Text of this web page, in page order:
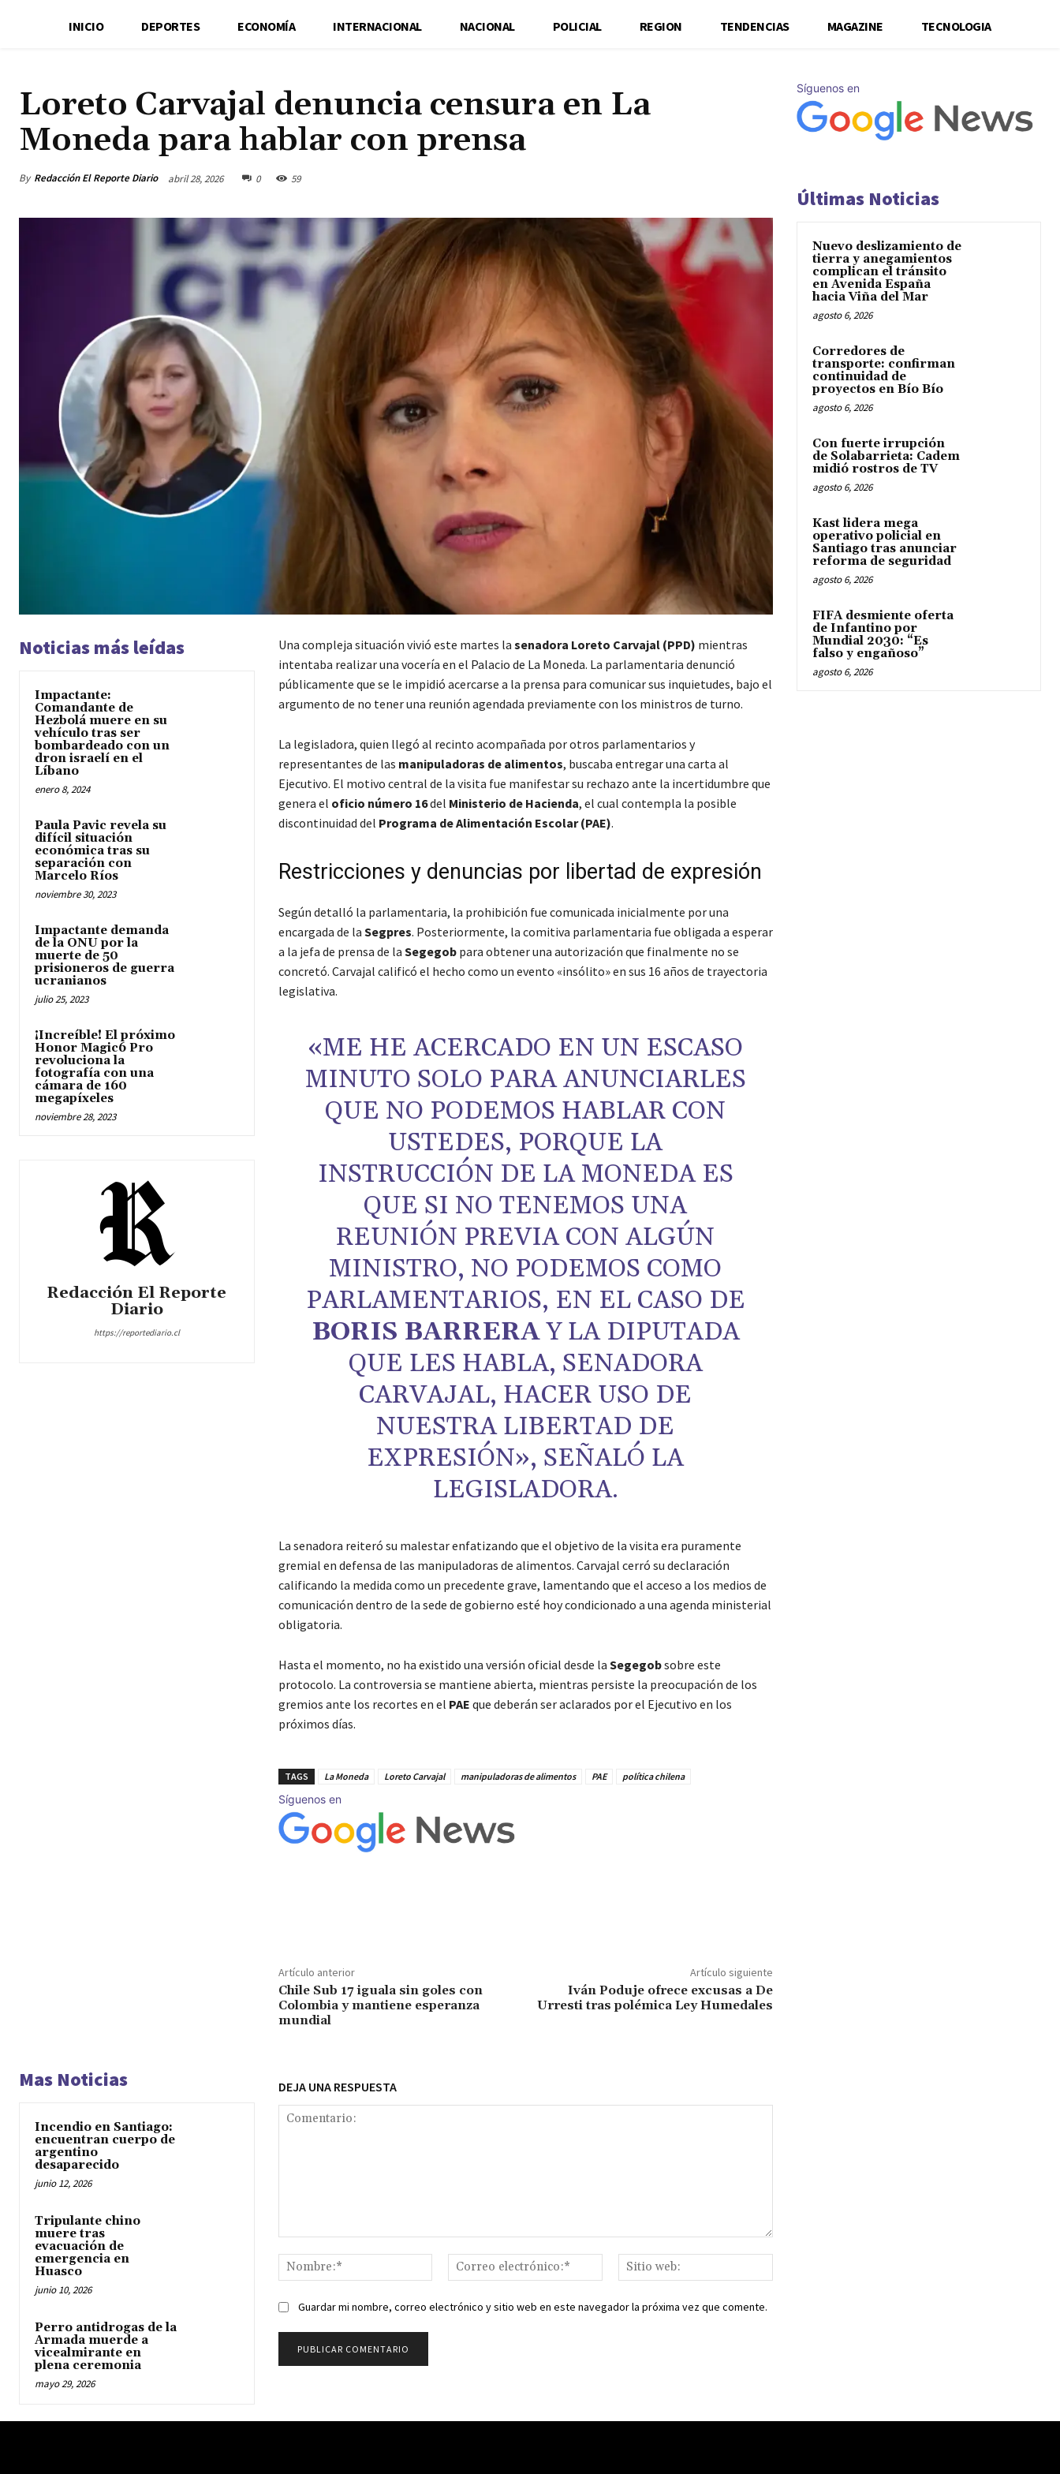
INICIO DEPORTES ECONOMÍA INTERNACIONAL NACIONAL POLICIAL REGION TENDENCIAS MAGAZINE TECNOLOGIA
Loreto Carvajal denuncia censura en La
Moneda para hablar con prensa
By Redacción El Reporte Diario abril 28, 2026 0 59
Noticias más leídas
Impactante:
Comandante de
Hezbolá muere en su
vehículo tras ser
bombardeado con un
dron israelí en el
Líbano
enero 8, 2024
Paula Pavic revela su
difícil situación
económica tras su
separación con
Marcelo Ríos
noviembre 30, 2023
Impactante demanda
de la ONU por la
muerte de 50
prisioneros de guerra
ucranianos
julio 25, 2023
¡Increíble! El próximo
Honor Magic6 Pro
revoluciona la
fotografía con una
cámara de 160
megapíxeles
noviembre 28, 2023
Redacción El Reporte
Diario
https://reportediario.cl
Una compleja situación vivió este martes la senadora Loreto Carvajal (PPD) mientras
intentaba realizar una vocería en el Palacio de La Moneda. La parlamentaria denunció
públicamente que se le impidió acercarse a la prensa para comunicar sus inquietudes, bajo el
argumento de no tener una reunión agendada previamente con los ministros de turno.
La legisladora, quien llegó al recinto acompañada por otros parlamentarios y
representantes de las manipuladoras de alimentos, buscaba entregar una carta al
Ejecutivo. El motivo central de la visita fue manifestar su rechazo ante la incertidumbre que
genera el oficio número 16del Ministerio de Hacienda, el cual contempla la posible
discontinuidad del Programa de Alimentación Escolar (PAE).
Restricciones y denuncias por libertad de expresión
Según detalló la parlamentaria, la prohibición fue comunicada inicialmente por una
encargada de la Segpres. Posteriormente, la comitiva parlamentaria fue obligada a esperar
a la jefa de prensa de la Segegobpara obtener una autorización que finalmente no se
concretó. Carvajal calificó el hecho como un evento «insólito» en sus 16 años de trayectoria
legislativa.
«ME HE ACERCADO EN UN ESCASO
MINUTO SOLO PARA ANUNCIARLES
QUE NO PODEMOS HABLAR CON
USTEDES, PORQUE LA
INSTRUCCIÓN DE LA MONEDA ES
QUE SI NO TENEMOS UNA
REUNIÓN PREVIA CON ALGÚN
MINISTRO, NO PODEMOS COMO
PARLAMENTARIOS, EN EL CASO DE
BORIS BARRERAY LA DIPUTADA
QUE LES HABLA, SENADORA
CARVAJAL, HACER USO DE
NUESTRA LIBERTAD DE
EXPRESIÓN», SEÑALÓ LA
LEGISLADORA.
La senadora reiteró su malestar enfatizando que el objetivo de la visita era puramente
gremial en defensa de las manipuladoras de alimentos. Carvajal cerró su declaración
calificando la medida como un precedente grave, lamentando que el acceso a los medios de
comunicación dentro de la sede de gobierno esté hoy condicionado a una agenda ministerial
obligatoria.
Hasta el momento, no ha existido una versión oficial desde la Segegobsobre este
protocolo. La controversia se mantiene abierta, mientras persiste la preocupación de los
gremios ante los recortes en el PAE que deberán ser aclarados por el Ejecutivo en los
próximos días.
TAGS La Moneda Loreto Carvajal manipuladoras de alimentos PAE política chilena
Síguenos en
Artículo anterior
Chile Sub 17 iguala sin goles con
Colombia y mantiene esperanza
mundial
Artículo siguiente
Iván Poduje ofrece excusas a De
Urresti tras polémica Ley Humedales
Mas Noticias
Incendio en Santiago:
encuentran cuerpo de
argentino
desaparecido
junio 12, 2026
Tripulante chino
muere tras
evacuación de
emergencia en
Huasco
junio 10, 2026
Perro antidrogas de la
Armada muerde a
vicealmirante en
plena ceremonia
mayo 29, 2026
DEJA UNA RESPUESTA
Nombre:*
Correo
electrónico:*
web:
Guardar mi nombre, correo electrónico y sitio web en este navegador la próxima vez que comente.
Síguenos en
Últimas Noticias
Nuevo deslizamiento de
tierra y anegamientos
complican el tránsito
en Avenida España
hacia Viña del Mar
agosto 6, 2026
Corredores de
transporte: confirman
continuidad de
proyectos en Bío Bío
agosto 6, 2026
Con fuerte irrupción
de Solabarrieta: Cadem
midió rostros de TV
agosto 6, 2026
Kast lidera mega
operativo policial en
Santiago tras anunciar
reforma de seguridad
agosto 6, 2026
FIFA desmiente oferta
de Infantino por
Mundial 2030: “Es
falso y engañoso”
agosto 6, 2026